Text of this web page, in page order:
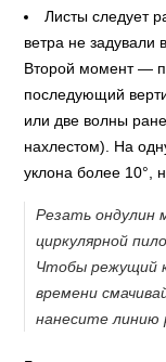
Листы следует
ветра не задували
Второй момент —
последующий
или две волны
нахлестом). На
уклона более 10°,
Резать ондулин
циркулярной
Чтобы режущий
времени
нанесите линию